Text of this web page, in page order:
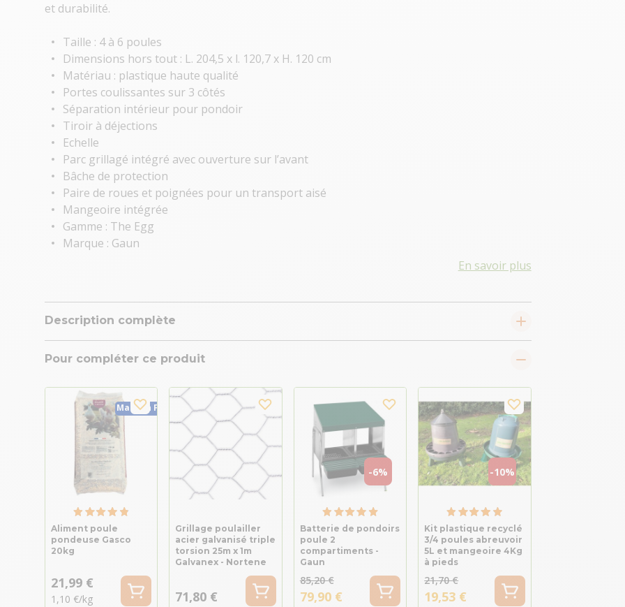
et durabilité.
Taille : 4 à 6 poules
Dimensions hors tout : L. 204,5 x l. 120,7 x H. 120 cm
Matériau : plastique haute qualité
Portes coulissantes sur 3 côtés
Séparation intérieur pour pondoir
Tiroir à déjections
Echelle
Parc grillagé intégré avec ouverture sur l’avant
Bâche de protection
Paire de roues et poignées pour un transport aisé
Mangeoire intégrée
Gamme : The Egg
Marque : Gaun
En savoir plus
Description complète
Pour compléter ce produit
Made in France
Aliment poule
pondeuse Gasco
20kg
21,99 €
1,10 €/kg
Grillage poulailler
acier galvanisé triple
torsion 25m x 1m
Galvanex - Nortene
71,80 €
-6%
Batterie de pondoirs
poule 2
compartiments -
Gaun
85,20 €
79,90 €
-10%
Kit plastique recyclé
3/4 poules abreuvoir
5L et mangeoire 4Kg
à pieds
21,70 €
19,53 €